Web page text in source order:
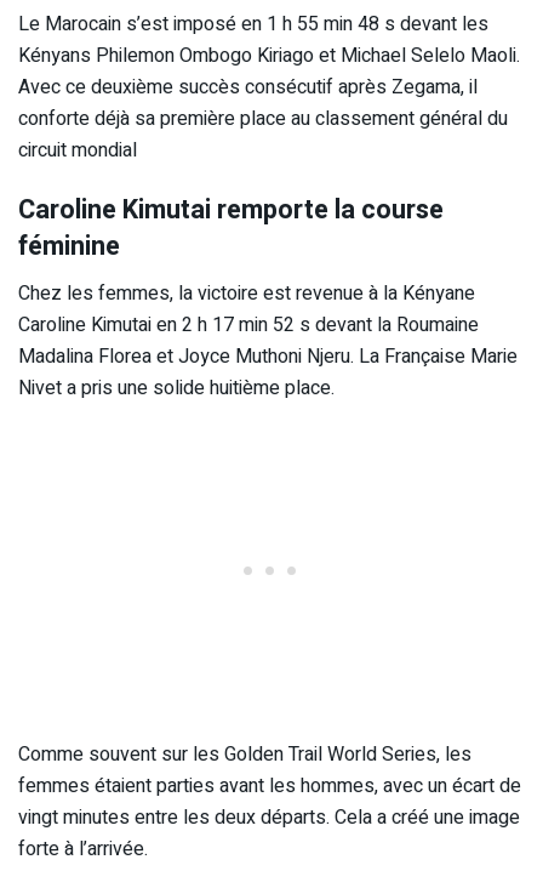
Le Marocain s’est imposé en 1 h 55 min 48 s devant les
Kényans Philemon Ombogo Kiriago et Michael Selelo Maoli.
Avec ce deuxième succès consécutif après Zegama, il
conforte déjà sa première place au classement général du
circuit mondial
Caroline Kimutai remporte la course
féminine
Chez les femmes, la victoire est revenue à la Kényane
Caroline Kimutaien 2 h 17 min 52 s devant la Roumaine
Madalina Floreaet Joyce Muthoni Njeru. La Française Marie
Niveta pris une solide huitième place.
Comme souvent sur les Golden Trail World Series, les
femmes étaient parties avant les hommes, avec un écart de
vingt minutes entre les deux départs. Cela a créé une image
forte à l’arrivée.